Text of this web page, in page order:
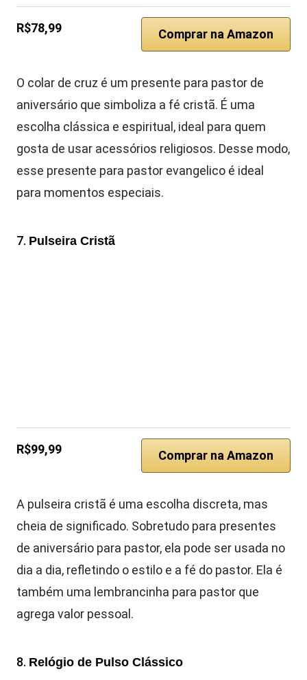
R$78,99 Comprar na Amazon
O colar de cruz é um presente para pastor de
aniversário que simboliza a fé cristã. É uma
escolha clássica e espiritual, ideal para quem
gosta de usar acessórios religiosos. Desse modo,
esse presente para pastor evangelico é ideal
para momentos especiais.
7. Pulseira Cristã
R$99,99 Comprar na Amazon
A pulseira cristã é uma escolha discreta, mas
cheia de significado. Sobretudo para presentes
de aniversário para pastor, ela pode ser usada no
dia a dia, refletindo o estilo e a fé do pastor. Ela é
também uma lembrancinha para pastor que
agrega valor pessoal.
8. Relógio de Pulso Clássico